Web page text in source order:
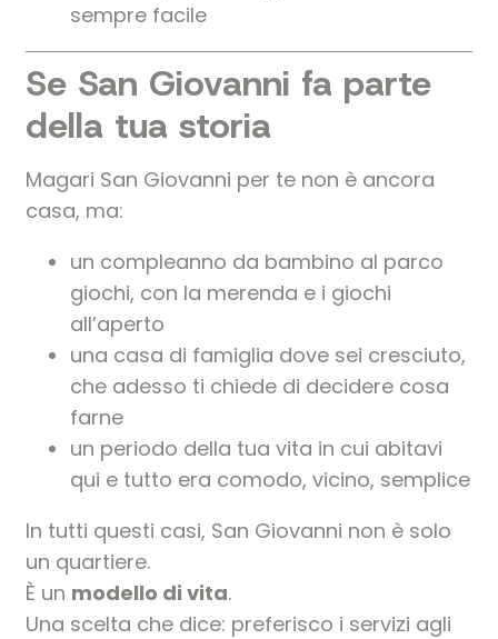
sempre facile
Se San Giovanni fa parte
della tua storia
Magari San Giovanni per te non è ancora
casa, ma:
un compleanno da bambino al parco
giochi, con la merenda e i giochi
all’aperto
una casa di famiglia dove sei cresciuto,
che adesso ti chiede di decidere cosa
farne
un periodo della tua vita in cui abitavi
qui e tutto era comodo, vicino, semplice
In tutti questi casi, San Giovanni non è solo
un quartiere.
È un modello di vita.
Una scelta che dice: preferisco i servizi agli